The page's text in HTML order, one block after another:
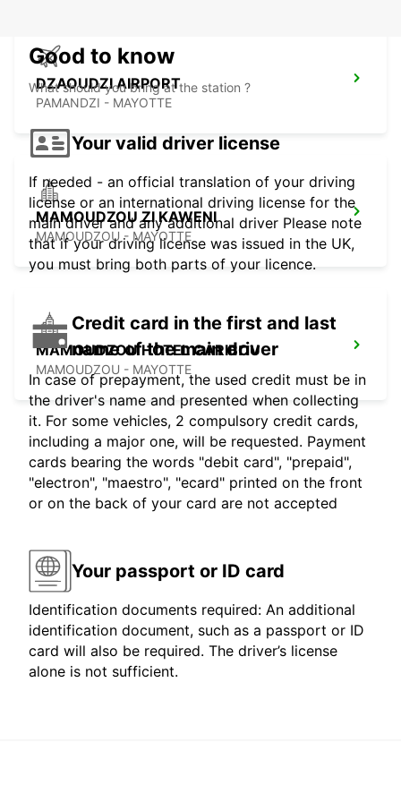
DZAOUDZI AIRPORT
PAMANDZI - MAYOTTE
MAMOUDZOU ZI KAWENI
MAMOUDZOU - MAYOTTE
MAMOUDZOU HOTEL CARIBOU
MAMOUDZOU - MAYOTTE
Good to know
What should you bring at the station ?
Your valid driver license
If needed - an official translation of your driving
license or an international driving license for the
main driver and any additional driver Please note
that if your driving license was issued in the UK,
you must bring both parts of your licence.
Credit card in the first and last
name of the main driver
In case of prepayment, the used credit must be in
the driver's name and presented when collecting
it. For some vehicles, 2 compulsory credit cards,
including a major one, will be requested. Payment
cards bearing the words "debit card", "prepaid",
"electron", "maestro", "ecard" printed on the front
or on the back of your card are not accepted
Your passport or ID card
Identification documents required: An additional
identification document, such as a passport or ID
card will also be required. The driver’s license
alone is not sufficient.